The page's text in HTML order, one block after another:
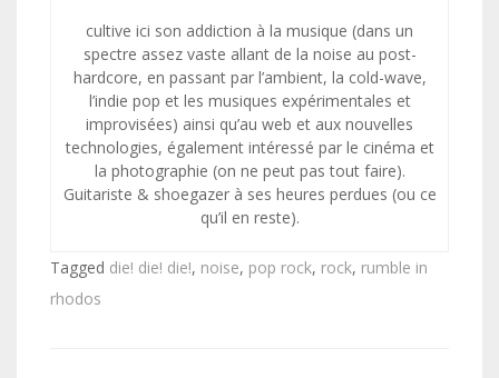
cultive ici son addiction à la musique (dans un
spectre assez vaste allant de la noise au post-
hardcore, en passant par l’ambient, la cold-wave,
l’indie pop et les musiques expérimentales et
improvisées) ainsi qu’au web et aux nouvelles
technologies, également intéressé par le cinéma et
la photographie (on ne peut pas tout faire).
Guitariste & shoegazer à ses heures perdues (ou ce
qu’il en reste).
Tagged die! die! die!, noise, pop rock, rock, rumble in
rhodos